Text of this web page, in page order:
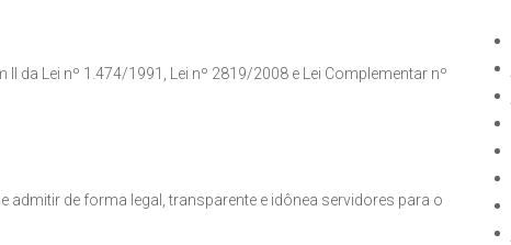
da Lei nº 1.474/1991, Lei nº 2819/2008 e Lei Complementar nº
admitir de forma legal, transparente e idônea servidores para o